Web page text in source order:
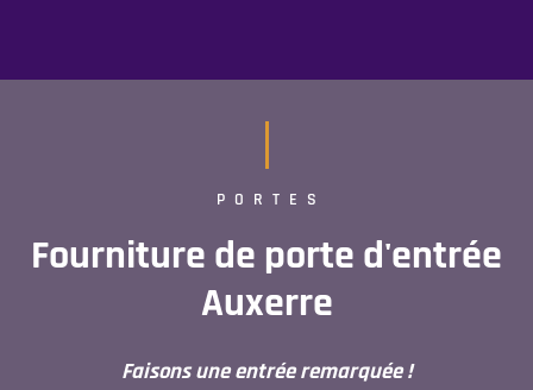
PORTES
Fourniture de porte d'entrée
Auxerre
Faisons une entrée remarquée !